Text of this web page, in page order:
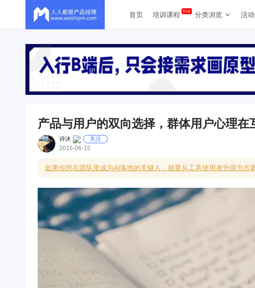
首页 培训课程 分类浏览 活
产品与用户的双向选择，群体用户心理在
诗沐
关注
2016-06-15
如果你想在团队里成为AI落地的关键人，就要从工具使用者升级为方